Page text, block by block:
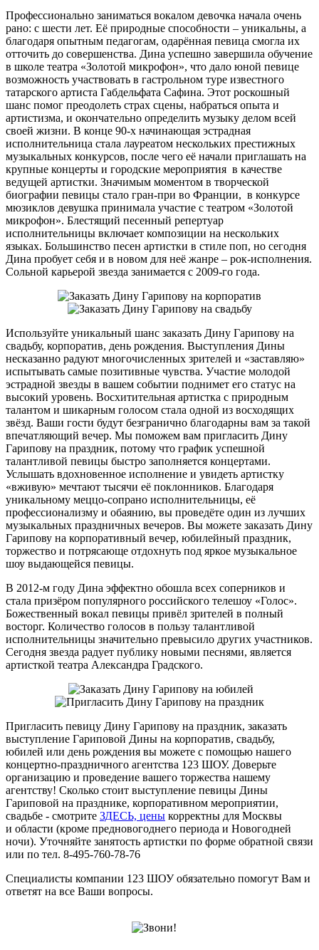
Профессионально заниматься вокалом девочка начала очень
рано: с шести лет. Её природные способности – уникальны, а
благодаря опытным педагогам, одарённая певица смогла их
отточить до совершенства. Дина успешно завершила обучение
в школе театра «Золотой микрофон», что дало юной певице
возможность участвовать в гастрольном туре известного
татарского артиста Габдельфата Сафина. Этот роскошный
шанс помог преодолеть страх сцены, набраться опыта и
артистизма, и окончательно определить музыку делом всей
своей жизни. В конце 90-х начинающая эстрадная
исполнительница стала лауреатом нескольких престижных
музыкальных конкурсов, после чего её начали приглашать на
крупные концерты и городские мероприятия в качестве
ведущей артистки. Значимым моментом в творческой
биографии певицы стало гран-при во Франции, в конкурсе
мюзиклов девушка принимала участие с театром «Золотой
микрофон». Блестящий песенный репертуар
исполнительницы включает композиции на нескольких
языках. Большинство песен артистки в стиле поп, но сегодня
Дина пробует себя и в новом для неё жанре – рок-исполнения.
Сольной карьерой звезда занимается с 2009-го года.
Используйте уникальный шанс заказать Дину Гарипову на
свадьбу, корпоратив, день рождения. Выступления Дины
несказанно радуют многочисленных зрителей и «заставляю»
испытывать самые позитивные чувства. Участие молодой
эстрадной звезды в вашем событии поднимет его статус на
высокий уровень. Восхитительная артистка с природным
талантом и шикарным голосом стала одной из восходящих
звёзд. Ваши гости будут безгранично благодарны вам за такой
впечатляющий вечер. Мы поможем вам пригласить Дину
Гарипову на праздник, потому что график успешной
талантливой певицы быстро заполняется концертами.
Услышать вдохновенное исполнение и увидеть артистку
«вживую» мечтают тысячи её поклонников. Благодаря
уникальному меццо-сопрано исполнительницы, её
профессионализму и обаянию, вы проведёте один из лучших
музыкальных праздничных вечеров. Вы можете заказать Дину
Гарипову на корпоративный вечер, юбилейный праздник,
торжество и потрясающе отдохнуть под яркое музыкальное
шоу выдающейся певицы.
В 2012-м году Дина эффектно обошла всех соперников и
стала призёром популярного российского телешоу «Голос».
Божественный вокал певицы привёл зрителей в полный
восторг. Количество голосов в пользу талантливой
исполнительницы значительно превысило других участников.
Сегодня звезда радует публику новыми песнями, является
артисткой театра Александра Градского.
Пригласить певицу Дину Гарипову на праздник, заказать
выступление Гариповой Дины на корпоратив, свадьбу,
юбилей или день рождения вы можете с помощью нашего
концертно-праздничного агентства 123 ШОУ. Доверьте
организацию и проведение вашего торжества нашему
агентству! Сколько стоит выступление певицы Дины
Гариповой на празднике, корпоративном мероприятии,
свадьбе - смотрите ЗДЕСЬ, цены корректны для Москвы
и области (кроме предновогоднего периода и Новогодней
ночи). Уточняйте занятость артистки по форме обратной связи
или по тел. 8-495-760-78-76
Специалисты компании 123 ШОУ обязательно помогут Вам и
ответят на все Ваши вопросы.